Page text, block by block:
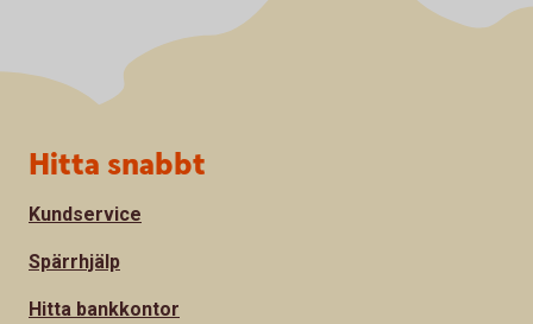
Sidfot
Hitta snabbt
Kundservice
Spärrhjälp
Hitta bankkontor